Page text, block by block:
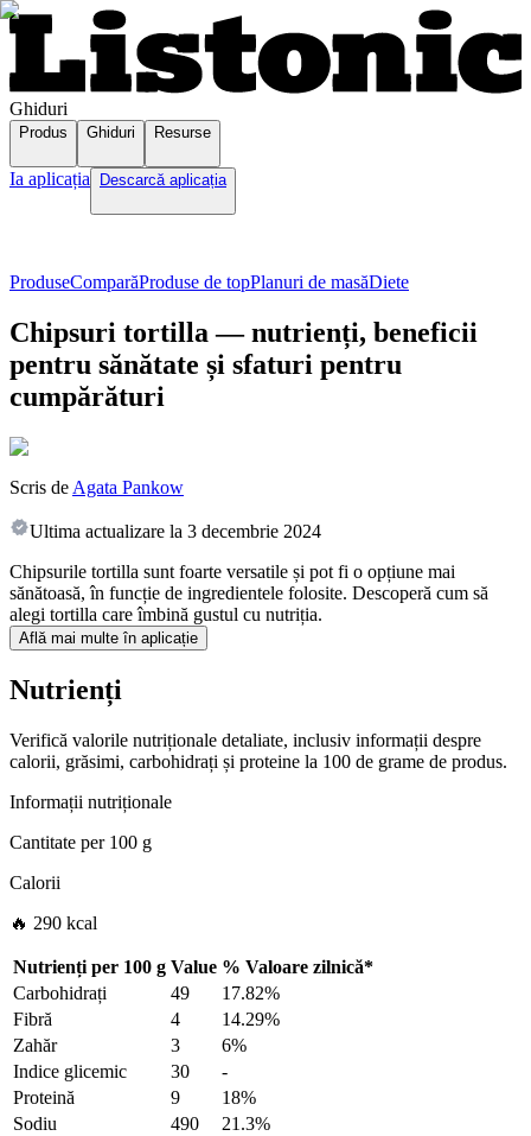
Ghiduri
Produs Ghiduri Resurse
Ia aplicația Descarcă aplicația
ProduseComparăProduse de topPlanuri de masăDiete
Chipsuri tortilla — nutrienți, beneficii
pentru sănătate și sfaturi pentru
cumpărături
Scris de Agata Pankow
Ultima actualizare la 3 decembrie 2024
Chipsurile tortilla sunt foarte versatile și pot fi o opțiune mai
sănătoasă, în funcție de ingredientele folosite. Descoperă cum să
alegi tortilla care îmbină gustul cu nutriția.
Află mai multe în aplicație
Nutrienți
Verifică valorile nutriționale detaliate, inclusiv informații despre
calorii, grăsimi, carbohidrați și proteine la 100 de grame de produs.
Informații nutriționale
Cantitate per100 g
Calorii
🔥 290 kcal
Nutrienți per 100 g Value % Valoare zilnică*
Carbohidrați
49
17.82%
Fibră
4
14.29%
Zahăr
3
6%
Indice glicemic
30
-
Proteină
9
18%
Sodiu
490
21.3%